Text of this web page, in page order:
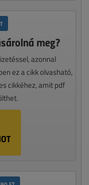
meg?
azonnal
ez a cikk olvasható,
cikkéhez, amit pdf